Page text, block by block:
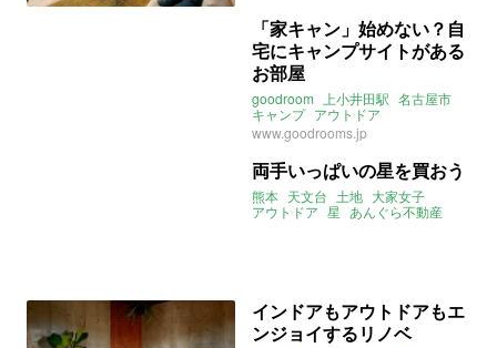
「家キャン」始めない？自
宅にキャンプサイトがある
お部屋
goodroom 上小井田駅 名古屋市
キャンプ アウトドア
ファミリータイプ
キャンプ道具付き物件
www.goodrooms.jp
両手いっぱいの星を買おう
熊本 天文台 土地 大家女子
アウトドア 星 あんぐら不動産
インドアもアウトドアもエ
ンジョイするリノベ